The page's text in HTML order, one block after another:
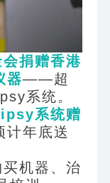
捐赠香港
器——超
系统。
系统赠
计年底送
机器、治